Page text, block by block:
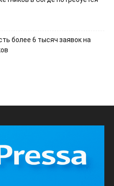
более 6 тысяч заявок на